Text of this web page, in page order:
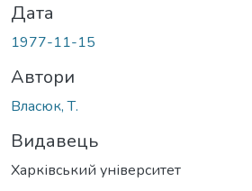
Дата
1977-11-15
Автори
Власюк, Т.
Видавець
Харківський університет